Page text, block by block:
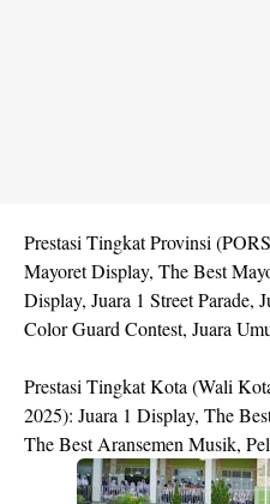
Prestasi Tingkat Provinsi
Mayoret Display, The Best
Display, Juara 1 Street Parade,
Color Guard Contest, Juara
Prestasi Tingkat Kota (Wali
2025): Juara 1 Display, The
The Best Aransemen Musik,